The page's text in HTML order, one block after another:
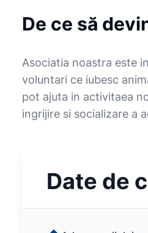
De ce să
Asociatia noastra este
voluntari ce iubesc
pot ajuta in activitaea
ingrijire si socializare a
Date de